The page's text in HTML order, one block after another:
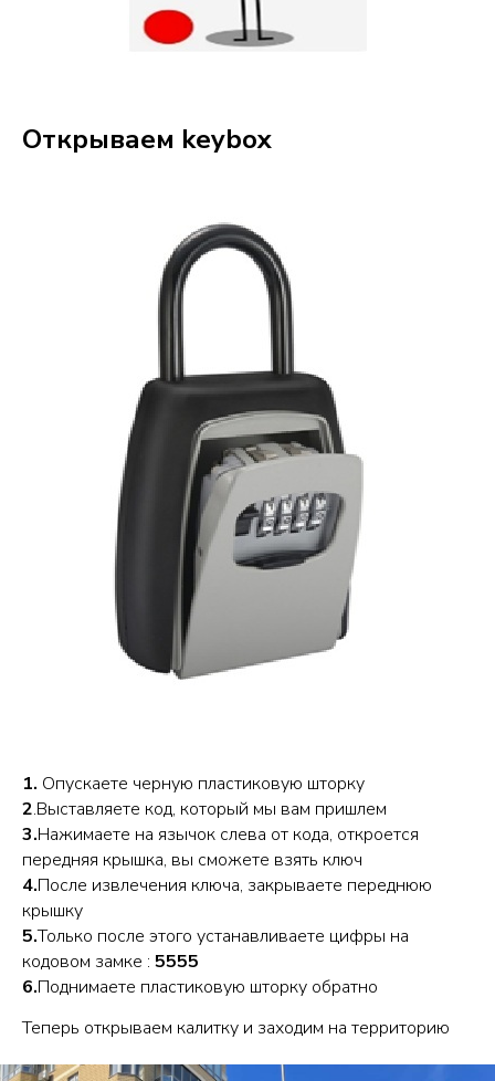
Открываем keybox
1. Опускаете черную пластиковую шторку
2.Выставляете код, который мы вам пришлем
3.Нажимаете на язычок слева от кода, откроется
передняя крышка, вы сможете взять ключ
4.После извлечения ключа, закрываете переднюю
крышку
5.Только после этого устанавливаете цифры на
кодовом замке : 5555
6.Поднимаете пластиковую шторку обратно
Теперь открываем калитку и заходим на территорию